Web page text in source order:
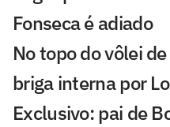
Fonseca é adiado
No topo do vôlei
briga interna por
Exclusivo: pai de